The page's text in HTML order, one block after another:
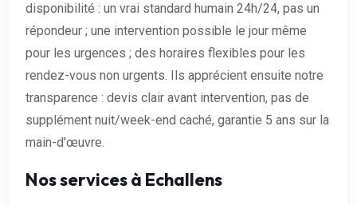
disponibilité : un vrai standard humain 24h/24, pas un
répondeur ; une intervention possible le jour même
pour les urgences ; des horaires flexibles pour les
rendez-vous non urgents. Ils apprécient ensuite notre
transparence : devis clair avant intervention, pas de
supplément nuit/week-end caché, garantie 5 ans sur la
main-d'œuvre.
Nos services à Echallens